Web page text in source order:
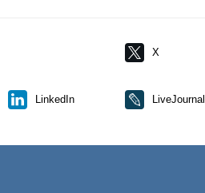
X
LinkedIn LiveJournal